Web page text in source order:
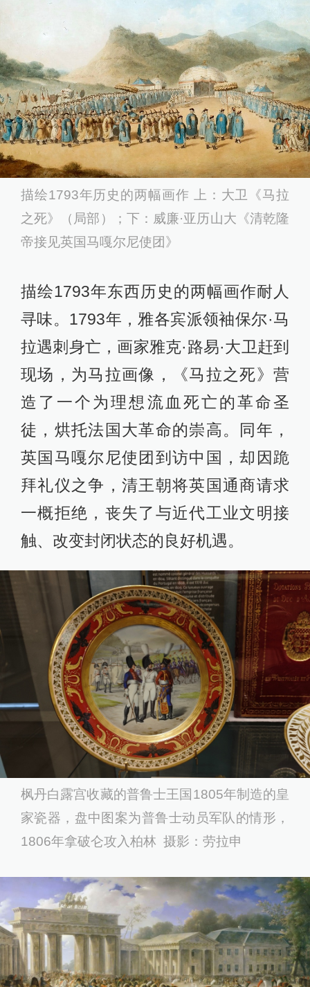
描绘1793年历史的两幅画作 上：大卫《马拉
之死》（局部）；下：威廉·亚历山大《清乾隆
帝接见英国马嘎尔尼使团》
描绘1793年东西历史的两幅画作耐人
寻味。1793年，雅各宾派领袖保尔·马
拉遇刺身亡，画家雅克·路易·大卫赶到
现场，为马拉画像，《马拉之死》营
造了一个为理想流血死亡的革命圣
徒，烘托法国大革命的崇高。同年，
英国马嘎尔尼使团到访中国，却因跪
拜礼仪之争，清王朝将英国通商请求
一概拒绝，丧失了与近代工业文明接
触、改变封闭状态的良好机遇。
枫丹白露宫收藏的普鲁士王国1805年制造的皇
家瓷器，盘中图案为普鲁士动员军队的情形，
1806年拿破仑攻入柏林 摄影：劳拉申